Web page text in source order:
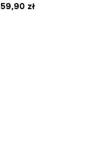
59,90 zł